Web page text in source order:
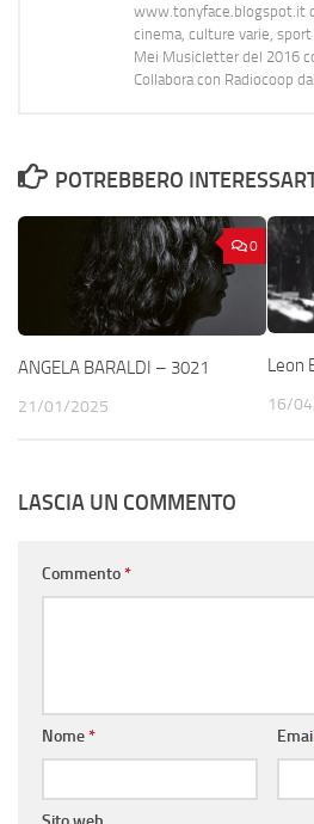
www.tonyface.blogspot.it
cinema, culture varie,
Mei Musicletter del 2016
Collabora con Radiocoop
POTREBBERO
0
ANGELA BARALDI – 3021
21/01/2025
Leon
16/
LASCIA UN COMMENTO
Commento*
Nome*